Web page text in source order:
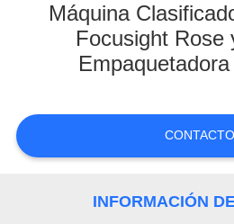
FÁBRICA
DE
CALIDAD
ÉNTRENOS
Máquina
Focusight Rose
INFORMACIÓN